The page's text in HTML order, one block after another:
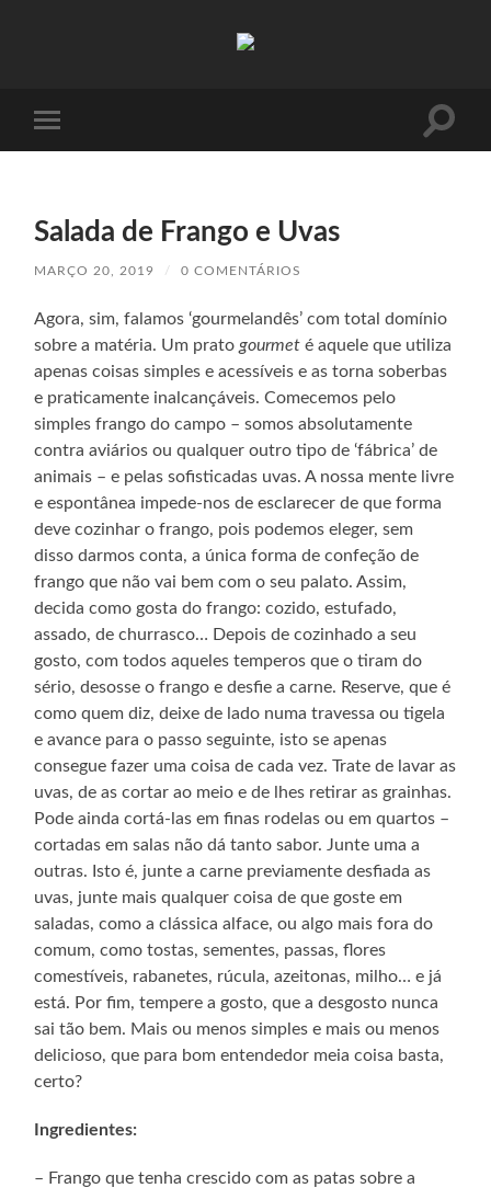
mobile
Toggle
Salada de Frango e Uvas
MARÇO 20, 2019 / 0 COMENTÁRIOS
Agora, sim, falamos ‘gourmelandês’ com total domínio
sobre a matéria. Um prato gourmet é aquele que utiliza
apenas coisas simples e acessíveis e as torna soberbas
e praticamente inalcançáveis. Comecemos pelo
simples frango do campo – somos absolutamente
contra aviários ou qualquer outro tipo de ‘fábrica’ de
animais – e pelas sofisticadas uvas. A nossa mente livre
e espontânea impede-nos de esclarecer de que forma
deve cozinhar o frango, pois podemos eleger, sem
disso darmos conta, a única forma de confeção de
frango que não vai bem com o seu palato. Assim,
decida como gosta do frango: cozido, estufado,
assado, de churrasco… Depois de cozinhado a seu
gosto, com todos aqueles temperos que o tiram do
sério, desosse o frango e desfie a carne. Reserve, que é
como quem diz, deixe de lado numa travessa ou tigela
e avance para o passo seguinte, isto se apenas
consegue fazer uma coisa de cada vez. Trate de lavar as
uvas, de as cortar ao meio e de lhes retirar as grainhas.
Pode ainda cortá-las em finas rodelas ou em quartos –
cortadas em salas não dá tanto sabor. Junte uma a
outras. Isto é, junte a carne previamente desfiada as
uvas, junte mais qualquer coisa de que goste em
saladas, como a clássica alface, ou algo mais fora do
comum, como tostas, sementes, passas, flores
comestíveis, rabanetes, rúcula, azeitonas, milho… e já
está. Por fim, tempere a gosto, que a desgosto nunca
sai tão bem. Mais ou menos simples e mais ou menos
delicioso, que para bom entendedor meia coisa basta,
certo?
Ingredientes:
– Frango que tenha crescido com as patas sobre a